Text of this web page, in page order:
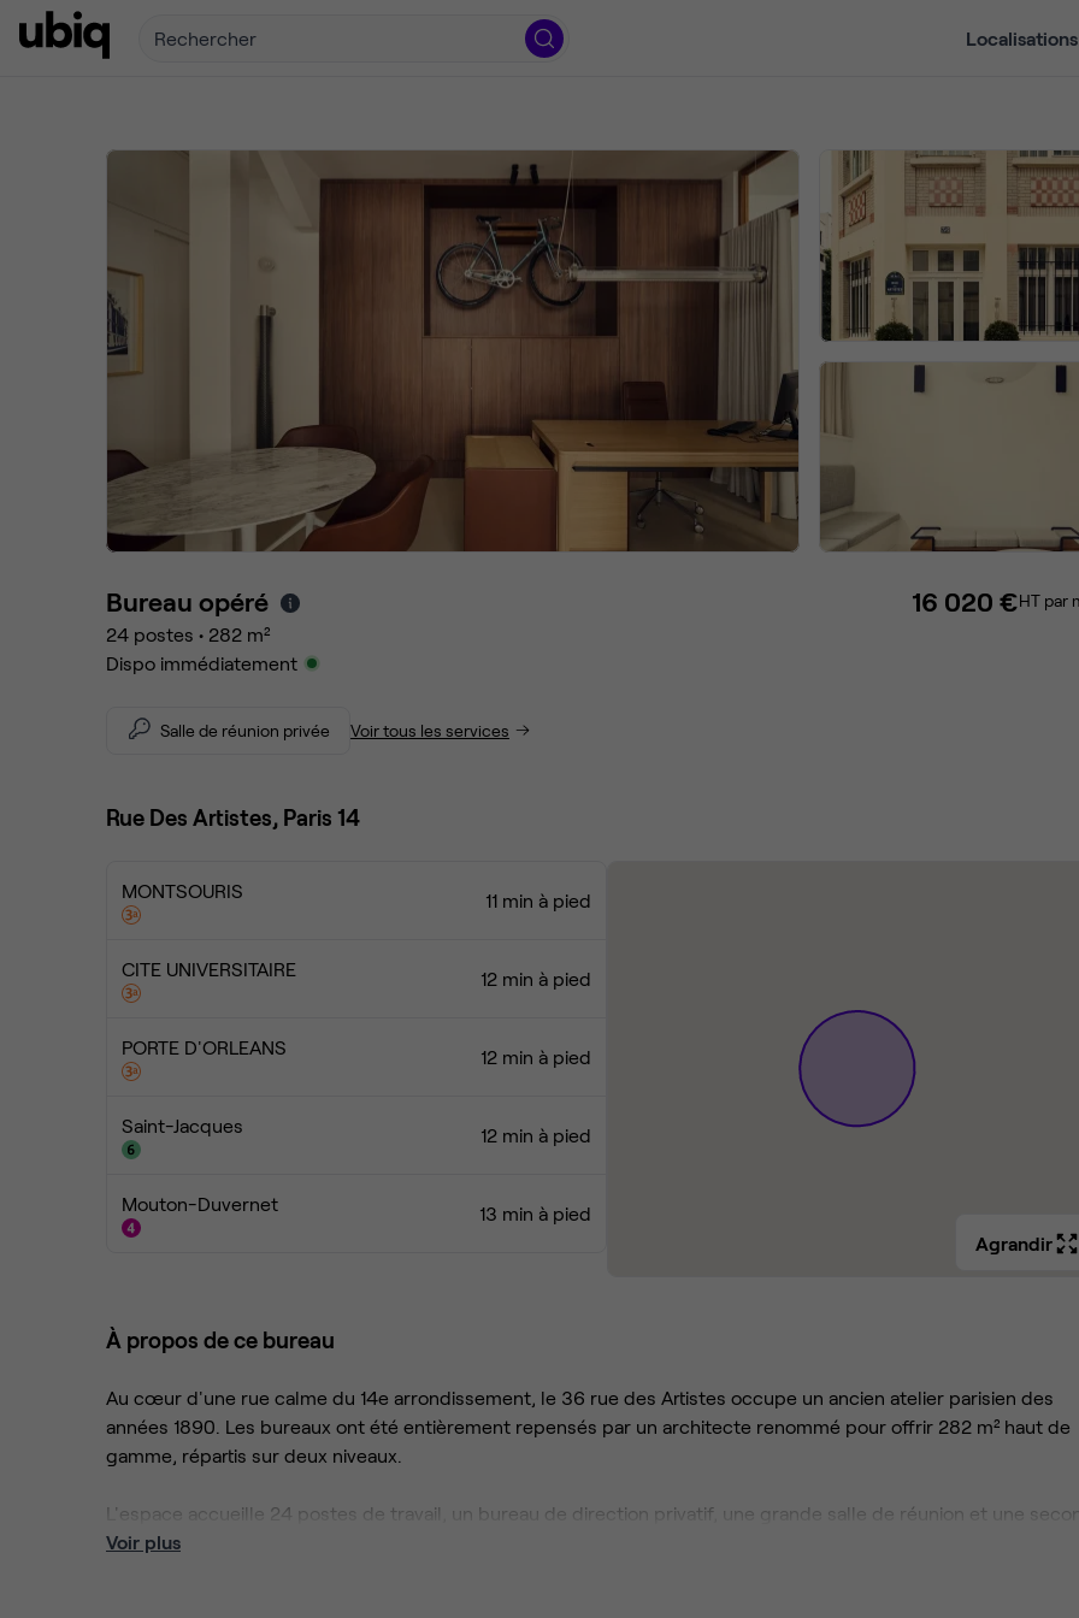
Rechercher Localisations
Bureau opéré
24 postes • 282 m²
Dispo immédiatement
16 020 €HT par
Salle de réunion privée Voir tous les services
Rue Des Artistes, Paris 14
MONTSOURIS 11 min à pied
CITE UNIVERSITAIRE 12 min à pied
PORTE D'ORLEANS 12 min à pied
Saint-Jacques 12 min à pied
Mouton-Duvernet
13 min à pied
Agrandir
À propos de ce bureau
Au cœur d'une rue calme du 14e arrondissement, le 36 rue des Artistes occupe un ancien atelier parisien des
années 1890. Les bureaux ont été entièrement repensés par un architecte renommé pour offrir 282 m² haut de
gamme, répartis sur deux niveaux.
L'espace accueille 24 postes de travail, un bureau de direction privatif, une grande salle de réunion et une
salle pour quatre à six personnes. L'ensemble est complété par une cuisine, un coin repas et deux douches. La
Voir plus